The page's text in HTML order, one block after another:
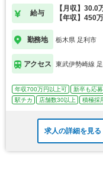
給与
【月収】30.0
【年収】450
勤務地 栃木県 足利市
アクセス 東武伊勢崎線
年収700万円以上可 新卒も応
駅チカ
店舗数30以上 積極採
求人の詳細を見る